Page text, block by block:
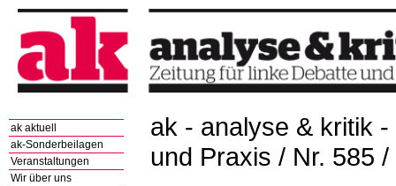
ak aktuell
ak-Sonderbeilagen
Veranstaltungen
Wir über uns
ak - analyse & kritik
und Praxis / Nr. 585